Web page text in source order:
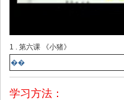
1 . 第六课 《小猪》
��
学习方法：